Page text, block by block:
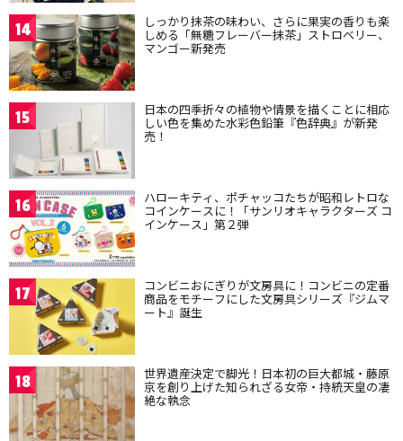
14 しっかり抹茶の味わい、さらに果実の香りも楽
しめる「無糖フレーバー抹茶」ストロベリー、
マンゴー新発売
15 日本の四季折々の植物や情景を描くことに相応
しい色を集めた水彩色鉛筆『色辞典』が新発
売！
16 ハローキティ、ポチャッコたちが昭和レトロな
コインケースに！「サンリオキャラクターズ コ
インケース」第２弾
17 コンビニおにぎりが文房具に！コンビニの定番
商品をモチーフにした文房具シリーズ『ジムマ
ート』誕生
18 世界遺産決定で脚光！日本初の巨大都城・藤原
京を創り上げた知られざる女帝・持統天皇の凄
絶な執念